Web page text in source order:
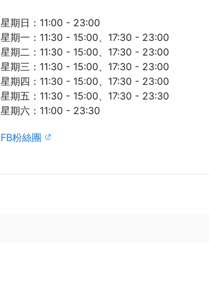
星期日：11:00 - 23:00
星期一：11:30 - 15:00、17:30 - 23:00
星期二：11:30 - 15:00、17:30 - 23:00
星期三：11:30 - 15:00、17:30 - 23:00
星期四：11:30 - 15:00、17:30 - 23:00
星期五：11:30 - 15:00、17:30 - 23:30
星期六：11:00 - 23:30
FB粉絲團